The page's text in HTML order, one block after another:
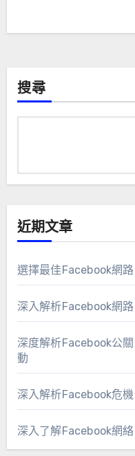
搜尋
近期文章
選擇最佳Facebook網
深入解析Facebook網
深度解析Facebook公
動
深入解析Facebook危
深入了解Facebook網